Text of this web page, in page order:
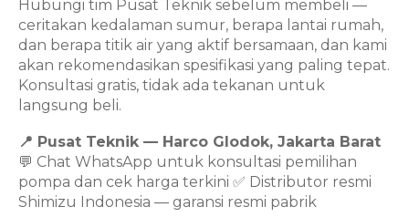
Hubungi tim Pusat Teknik sebelum membeli —
ceritakan kedalaman sumur, berapa lantai rumah,
dan berapa titik air yang aktif bersamaan, dan kami
akan rekomendasikan spesifikasi yang paling tepat.
Konsultasi gratis, tidak ada tekanan untuk
langsung beli.
📍 Pusat Teknik — Harco Glodok, Jakarta Barat
💬 Chat WhatsApp untuk konsultasi pemilihan
pompa dan cek harga terkini ✅ Distributor resmi
Shimizu Indonesia — garansi resmi pabrik